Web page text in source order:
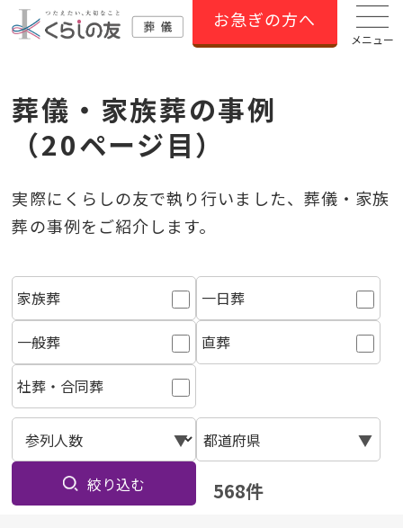
お急ぎの方へ
メニュー
葬儀・家族葬の事例
（20ページ目）
実際にくらしの友で執り⾏いました、葬儀・家族
葬の事例をご紹介します。
家族葬 一日葬
一般葬 直葬
社葬・合同葬
▼ 都道府県 ▼
絞り込む 568件